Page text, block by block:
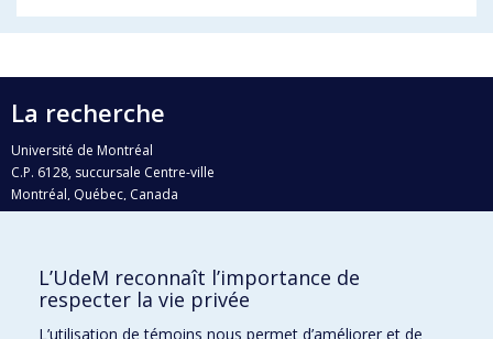
La recherche
Université de Montréal
C.P. 6128, succursale Centre-ville
Montréal, Québec, Canada
H3C 3J7
Qui fait quoi?
Nous trouver
L’UdeM reconnaît l’importance de
respecter la vie privée
L’utilisation de témoins nous permet d’améliorer et de